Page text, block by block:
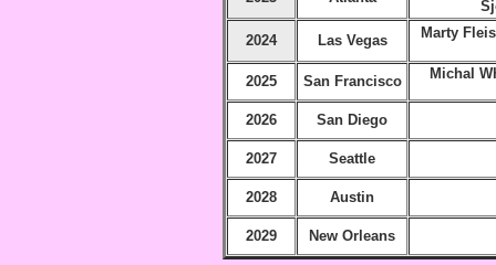
2024 Las Vegas Marty
2025 San Francisco Michal
2026 San Diego
2027 Seattle
2028 Austin
2029 New Orleans